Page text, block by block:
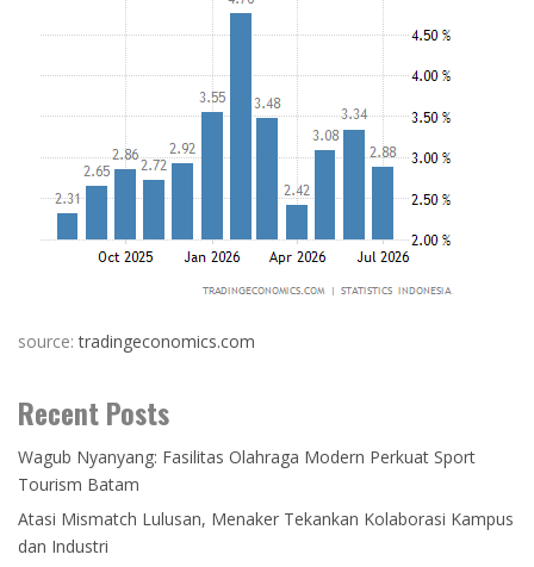
source:tradingeconomics.com
Recent Posts
Wagub Nyanyang: Fasilitas Olahraga Modern Perkuat Sport
Tourism Batam
Atasi Mismatch Lulusan, Menaker Tekankan Kolaborasi Kampus
dan Industri